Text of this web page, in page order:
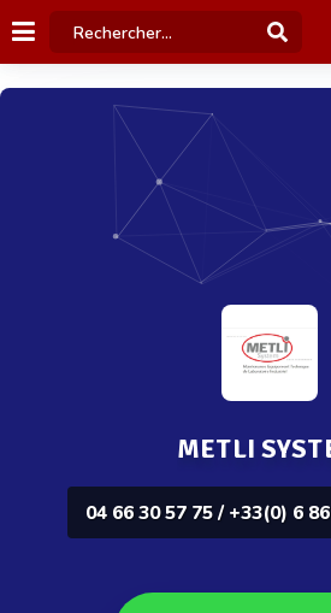
METLI
04 66 30 57 75 / +33(0) 6